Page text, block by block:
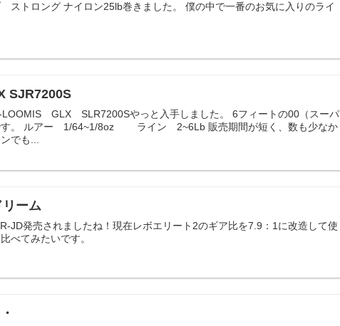
ストロング ナイロン25lb巻きました。 僕の中で一番のお気に入りのライ
SJR7200S
LOOMIS GLX SLR7200Sやっと入手しました。 6フィートの00（スーパ
す。 ルアー 1/64~1/8oz ライン 2~6Lb 販売期間が短く、数も少なか
でも...
ーム
JD発売されましたね！現在レボエリート2のギア比を7.9：1に改造して使
べてみたいです。